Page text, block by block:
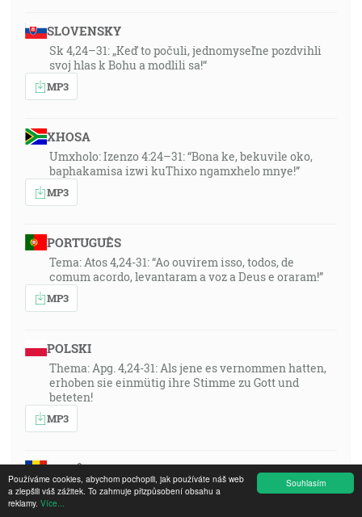
Souhlasím
Používáme cookies, abychom pochopili, jak používáte náš web
a zlepšili váš zážitek. To zahrnuje přizpůsobení obsahu a
reklamy. Více...
SLOVENSKY
Sk 4,24–31: „Keď to počuli, jednomyseľne pozdvihli
svoj hlas k Bohu a modlili sa!“
MP3
XHOSA
Umxholo: Izenzo 4:24–31: “Bona ke, bekuvile oko,
baphakamisa izwi kuThixo ngamxhelo mnye!”
MP3
PORTUGUÊS
Tema: Atos 4,24-31: “Ao ouvirem isso, todos, de
comum acordo, levantaram a voz a Deus e oraram!”
MP3
POLSKI
Thema: Apg. 4,24-31: Als jene es vernommen hatten,
erhoben sie einmütig ihre Stimme zu Gott und
beteten!
MP3
ROMÂNA
Tema din Faptele Apostolilor 4:24 - 31 Cand au auzit ei
aceste lucruri, si-au ridicat glasul in unitate catre